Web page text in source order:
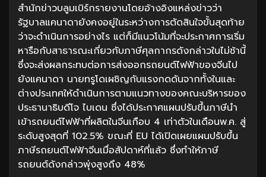
สำนักข่าวบลูมเบิร์กรายงานโดยอ้างอิงแหล่งข่าวว่า
รัฐบาลแคนาดายังคงอยู่ในระหว่างการตัดสินใจขั้นสุดท้าย
ว่าจะดำเนินการอย่างไร แต่ก็มีแนวโน้มที่จะประกาศการเริ่ม
หารือกับสาธารณะเกี่ยวกับภาษีศุลกากรดังกล่าวในไม่ช้านี้
ซึ่งจะส่งผลกระทบต่อการส่งออกรถยนต์ไฟฟ้าของจีนไป
ยังแคนาดา นายทรูโดเผชิญกับแรงกดดันจากทั้งในและ
ต่างประเทศให้ดำเนินการตามแนวทางของคณะบริหารของ
ประธานาธิบดีโจ ไบเดน ซึ่งได้ประกาศแผนปรับขึ้นภาษีนำ
เข้ารถยนต์ไฟฟ้าที่ผลิตในจีนเกือบ 4 เท่าตัวในเดือนพ.ค. สู่
ระดับสูงสุดที่ 102.5% ขณะที่ EU ได้เปิดเผยแผนปรับขึ้น
ภาษีรถยนต์ไฟฟ้าจีนเมื่อสัปดาห์ที่แล้ว ซึ่งทำให้ภาษี
รถยนต์ดังกล่าวพุ่งสูงถึง 48%